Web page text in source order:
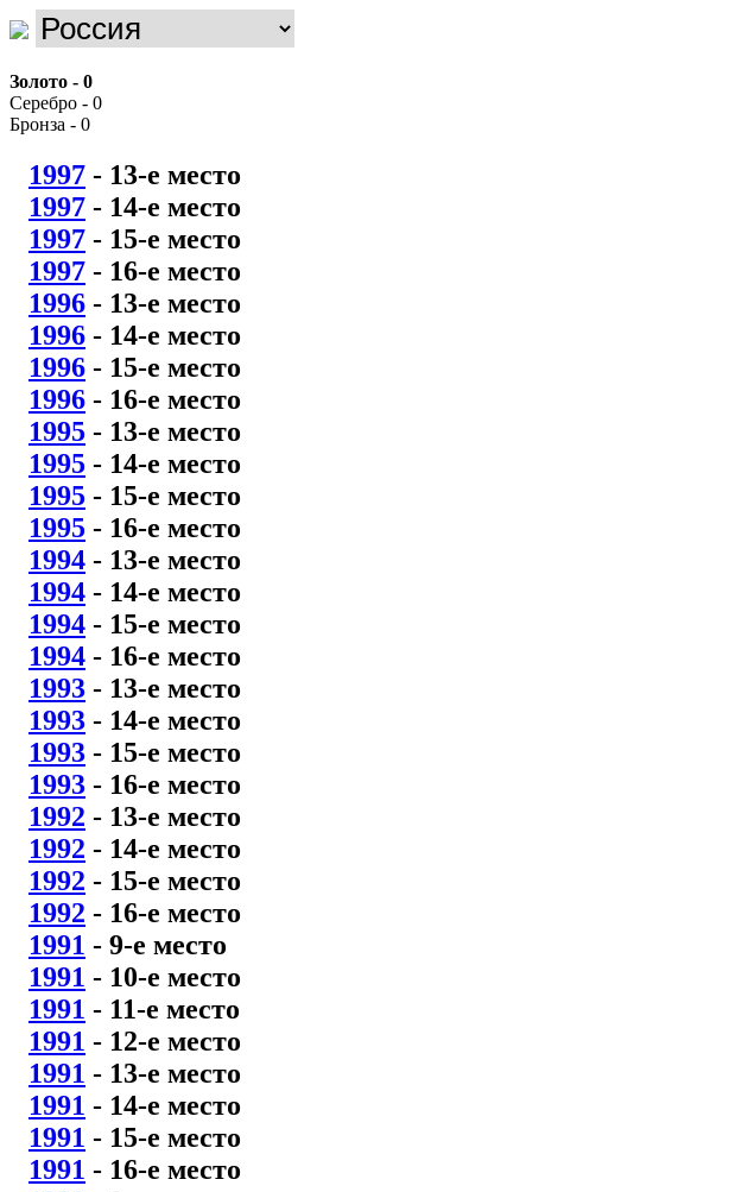
Золото - 0
Серебро - 0
Бронза - 0
1997 - 13-е место
1997 - 14-е место
1997 - 15-е место
1997 - 16-е место
1996 - 13-е место
1996 - 14-е место
1996 - 15-е место
1996 - 16-е место
1995 - 13-е место
1995 - 14-е место
1995 - 15-е место
1995 - 16-е место
1994 - 13-е место
1994 - 14-е место
1994 - 15-е место
1994 - 16-е место
1993 - 13-е место
1993 - 14-е место
1993 - 15-е место
1993 - 16-е место
1992 - 13-е место
1992 - 14-е место
1992 - 15-е место
1992 - 16-е место
1991 - 9-е место
1991 - 10-е место
1991 - 11-е место
1991 - 12-е место
1991 - 13-е место
1991 - 14-е место
1991 - 15-е место
1991 - 16-е место